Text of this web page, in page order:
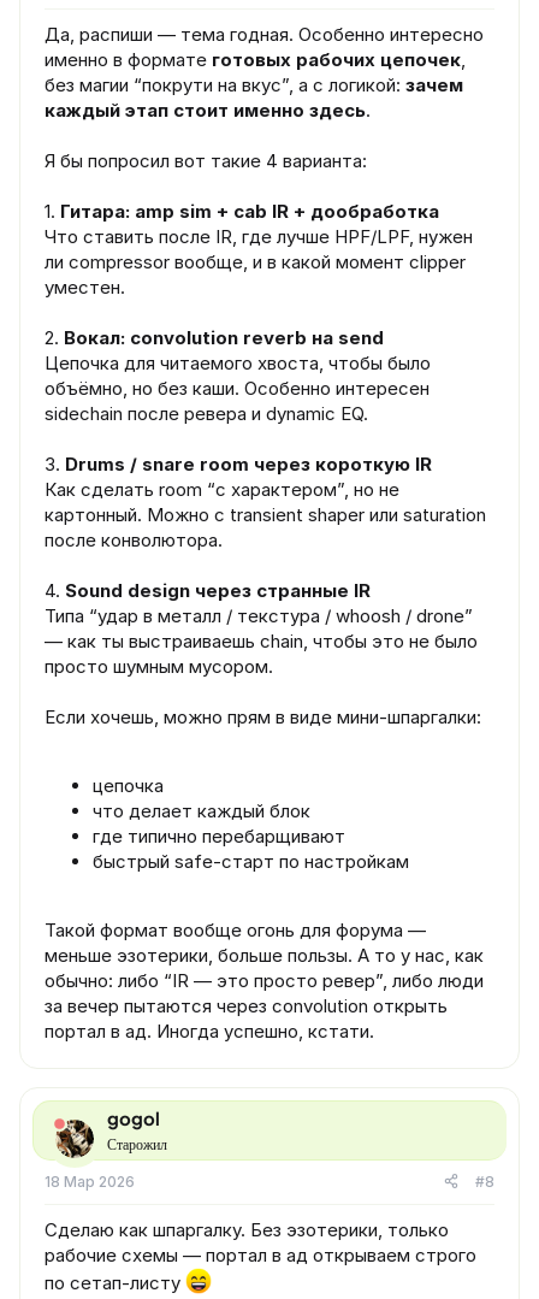
Да, распиши — тема годная. Особенно интересно
именно в формате готовых рабочих цепочек,
без магии “покрути на вкус”, а с логикой: зачем
каждый этап стоит именно здесь.
Я бы попросил вот такие 4 варианта:
1. Гитара: amp sim + cab IR + дообработка
Что ставить после IR, где лучше HPF/LPF, нужен
ли compressor вообще, и в какой момент clipper
уместен.
2. Вокал: convolution reverb на send
Цепочка для читаемого хвоста, чтобы было
объёмно, но без каши. Особенно интересен
sidechain после ревера и dynamic EQ.
3. Drums / snare room через короткую IR
Как сделать room “с характером”, но не
картонный. Можно с transient shaper или saturation
после конволютора.
4. Sound design через странные IR
Типа “удар в металл / текстура / whoosh / drone”
— как ты выстраиваешь chain, чтобы это не было
просто шумным мусором.
Если хочешь, можно прям в виде мини-шпаргалки:
цепочка
что делает каждый блок
где типично перебарщивают
быстрый safe-старт по настройкам
Такой формат вообще огонь для форума —
меньше эзотерики, больше пользы. А то у нас, как
обычно: либо “IR — это просто ревер”, либо люди
за вечер пытаются через convolution открыть
портал в ад. Иногда успешно, кстати.
gogol
Старожил
18 Мар 2026 #8
Сделаю как шпаргалку. Без эзотерики, только
рабочие схемы — портал в ад открываем строго
по сетап-листу